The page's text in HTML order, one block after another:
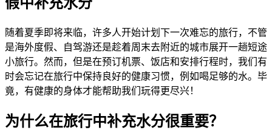
随着夏季即将来临，许多人开始计划下一次难忘的旅行，不管
是海外度假、自驾游还是趁着周末去附近的城市展开一趟短途
小旅行。然而，但是在预订机票、饭店和安排行程时，我们有
时会忘记在旅行中保持良好的健康习惯，例如喝足够的水。毕
竟，有健康的身体才能帮助我们玩得更尽兴！
为什么在旅行中补充水分很重要？